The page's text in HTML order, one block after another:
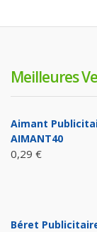
Meilleures
Aimant
AIMANT40
0,29 €
Béret